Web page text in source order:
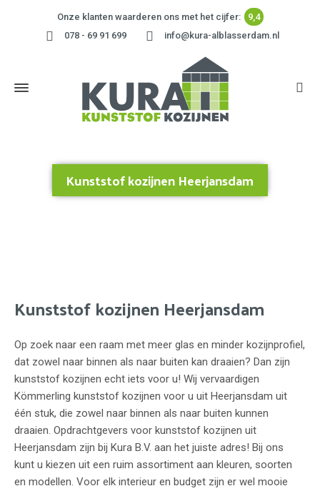
Onze klanten waarderen ons met het cijfer:
9,4
078 - 69 91 699
info@kura-alblasserdam.nl
Kunststof kozijnen Heerjansdam
Kunststof kozijnen Heerjansdam
Op zoek naar een raam met meer glas en minder kozijnprofiel,
dat zowel naar binnen als naar buiten kan draaien? Dan zijn
kunststof kozijnen echt iets voor u! Wij vervaardigen
Kömmerling kunststof kozijnen voor u uit Heerjansdam uit
één stuk, die zowel naar binnen als naar buiten kunnen
draaien. Opdrachtgevers voor kunststof kozijnen uit
Heerjansdam zijn bij Kura B.V. aan het juiste adres! Bij ons
kunt u kiezen uit een ruim assortiment aan kleuren, soorten
en modellen. Voor elk interieur en budget zijn er wel mooie